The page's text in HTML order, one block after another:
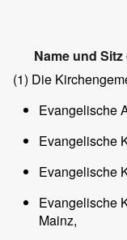
Name und
(1) Die
Evangelische
Evangelische
Evangelische
Evangelische
Mainz,